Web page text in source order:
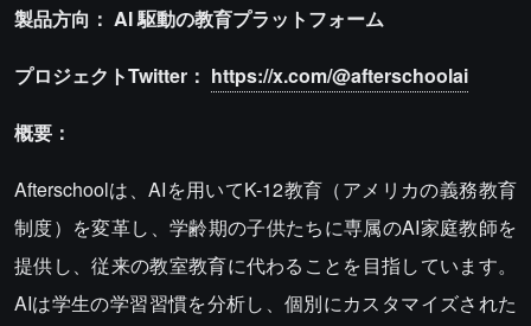
製品方向： AI駆動の教育プラットフォーム
プロジェクトTwitter： https://x.com/@afterschoolai
概要：
Afterschoolは、AIを用いてK-12教育（アメリカの義務教育
制度）を変革し、学齢期の子供たちに専属のAI家庭教師を
提供し、従来の教室教育に代わることを目指しています。
AIは学生の学習習慣を分析し、個別にカスタマイズされた